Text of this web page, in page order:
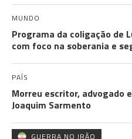
MUNDO
Programa da coligação de
com foco na soberania e
PAÍS
Morreu escritor, advogado
Joaquim Sarmento
GUERRA NO IRÃO